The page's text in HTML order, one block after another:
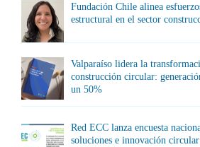
Fundación Chile alinea
estructural en el sector
Valparaíso lidera la
construcción circular:
un 50%
Red ECC lanza encuesta
soluciones e innovación